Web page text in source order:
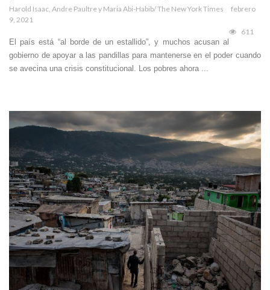
Harold Isaac, Andre Paultre y Maria Abi-Habib/ The New York Times
febrero
9, 2021
611
El país está “al borde de un estallido”, y muchos acusan al
gobierno de apoyar a las pandillas para mantenerse en el poder cuando
se avecina una crisis constitucional. Los pobres ahora ...